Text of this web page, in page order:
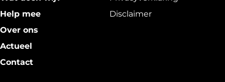
Help mee
Over ons
Actueel
Contact
Disclaimer